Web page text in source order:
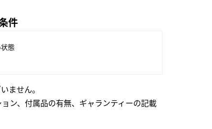
件
態
ません。
ン、付属品の有無、ギャランティーの記載